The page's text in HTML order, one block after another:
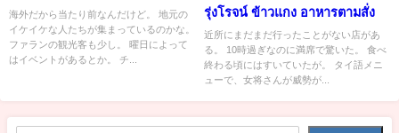
海外だから当たり前なんだけど。 地元の
イケイケな人たちが集まっているのかな。
ファランの観光客も少し。 曜日によって
はイベントがあるとか。 チ...
รุ่งโรจน์ ข้าวแกง อาหารตามสั่ง
近所にまだまだ行ったことがない店があ
る。 10時過ぎなのに満席で驚いた。 食べ
終わる頃にはすいていたが。 タイ語メニ
ューで、女将さんが威勢が...